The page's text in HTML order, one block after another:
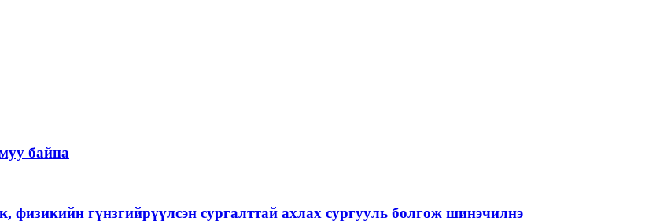
байна
физикийн гүнзгийрүүлсэн сургалттай ахлах сургууль болгож шинэчилнэ